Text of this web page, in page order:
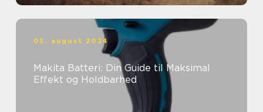
05. august 2024
Makita Batteri: Din Guide til Maksimal
Effekt og Holdbarhed